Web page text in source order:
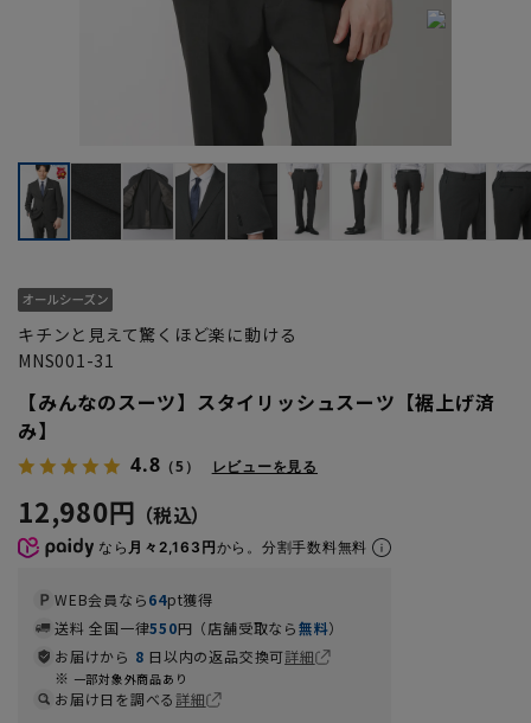
キチンと見えて驚くほど楽に動ける
MNS001-31
【みんなのスーツ】スタイリッシュスーツ【裾上げ済
み】
4.8 （5） レビューを見る
12,980円
なら 月々2,163円から。分割手数料無料
WEB会員なら64pt獲得
送料 全国一律550円（店舗受取なら無料）
お届けから 8 日以内の返品交換可詳細
一部対象外商品あり
お届け日を調べる詳細